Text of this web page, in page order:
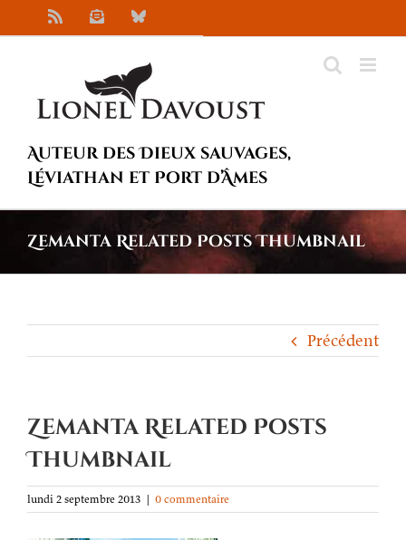
au
NewsletterBluesky
Auteur des Dieux sauvages,
Léviathan et Port d’Âmes
Zemanta Related Posts Thumbnail
Précédent
Zemanta Related Posts
Thumbnail
lundi 2 septembre 2013 | 0 commentaire